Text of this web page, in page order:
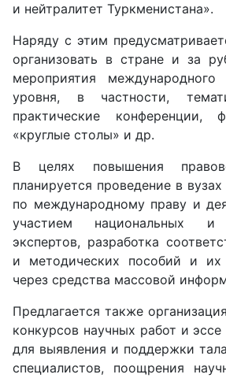
и нейтралитет Туркменистана».
Наряду с этим
организовать в стране и за
мероприятия международного
уровня, в частности,
практические конференции,
«круглые столы» и др.
В целях повышения
планируется проведение в
по международному праву и
участием национальных и
экспертов, разработка
и методических пособий и их
через средства массовой
Предлагается также
конкурсов научных работ и
для выявления и поддержки
специалистов, поощрения